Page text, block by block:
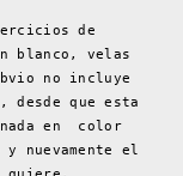
de
blanco, velas
no incluye
desde que esta
en color
nuevamente el